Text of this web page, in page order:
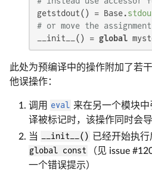
getstdout() = Base.
# or move the
__init__() = global
此处为预编译中的操作附加了若
他误操作：
调用 eval 来在另一个模块
译被标记时，该操作同时会
当 __init__() 已经开始执
global const
（见 issue
一个错误提示）